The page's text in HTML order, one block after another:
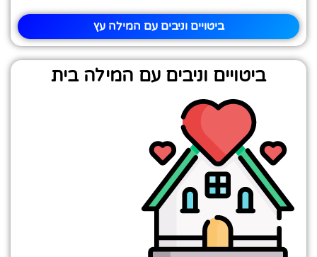
ביטויים וניבים עם המילה עץ
ביטויים וניבים עם המילה בית